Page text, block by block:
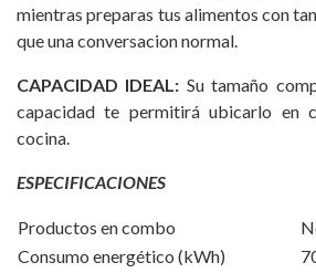
mientras preparas tus alimentos con
que una conversacion normal.
CAPACIDAD IDEAL: Su tamaño
capacidad te permitirá ubicarlo en
cocina.
ESPECIFICACIONES
Productos en combo
Consumo energético (kWh)